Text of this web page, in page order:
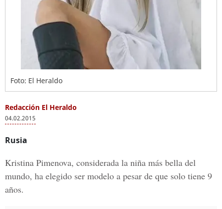
Foto: El Heraldo
Redacción El Heraldo
04.02.2015
Rusia
Kristina Pimenova, considerada la niña más bella del
mundo, ha elegido ser modelo a pesar de que solo tiene 9
años.